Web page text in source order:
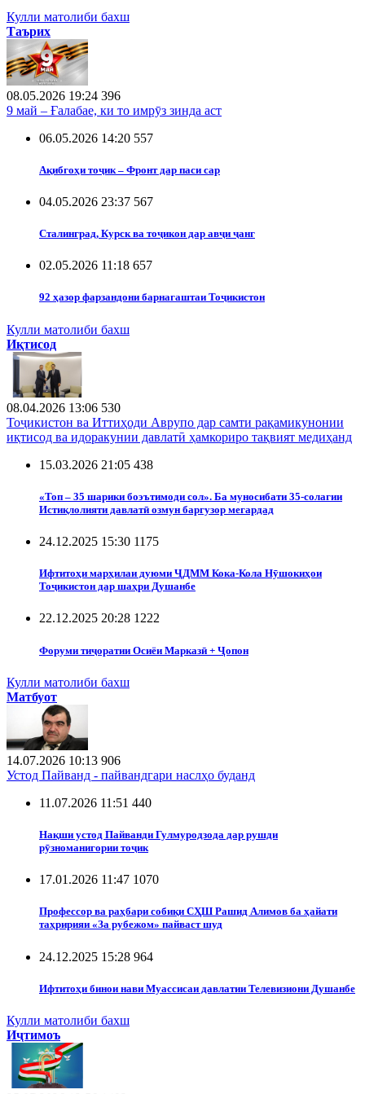
Кулли матолиби бахш
Таърих
08.05.2026 19:24 396
9 май – Ғалабае, ки то имрӯз зинда аст
06.05.2026 14:20 557
Ақибгоҳи тоҷик – Фронт дар паси сар
04.05.2026 23:37 567
Сталинград, Курск ва тоҷикон дар авҷи ҷанг
02.05.2026 11:18 657
92 ҳазор фарзандони барнагаштаи Тоҷикистон
Кулли матолиби бахш
Иқтисод
08.04.2026 13:06 530
Тоҷикистон ва Иттиҳоди Аврупо дар самти рақамикунонии
иқтисод ва идоракунии давлатӣ ҳамкориро тақвият медиҳанд
15.03.2026 21:05 438
«Топ – 35 шарики боэътимоди сол». Ба муносибати 35-солагии
Истиқлолияти давлатӣ озмун баргузор мегардад
24.12.2025 15:30 1175
Ифтитоҳи марҳилаи дуюми ҶДММ Кока-Кола Нӯшокиҳои
Тоҷикистон дар шаҳри Душанбе
22.12.2025 20:28 1222
Форуми тиҷоратии Осиёи Марказӣ + Ҷопон
Кулли матолиби бахш
Матбуот
14.07.2026 10:13 906
Устод Пайванд - пайвандгари наслҳо буданд
11.07.2026 11:51 440
Нақши устод Пайванди Гулмуродзода дар рушди
рӯзноманигории тоҷик
17.01.2026 11:47 1070
Профессор ва раҳбари собиқи СҲШ Рашид Алимов ба ҳайати
таҳририяи «За рубежом» пайваст шуд
24.12.2025 15:28 964
Ифтитоҳи бинои нави Муассисаи давлатии Телевизиони Душанбе
Кулли матолиби бахш
Иҷтимоъ